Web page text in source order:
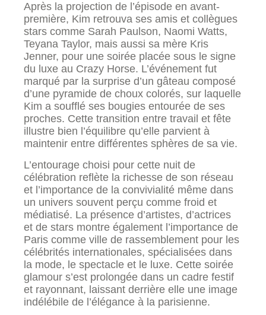
Après la projection de l’épisode en avant-
première, Kim retrouva ses amis et collègues
stars comme Sarah Paulson, Naomi Watts,
Teyana Taylor, mais aussi sa mère Kris
Jenner, pour une soirée placée sous le signe
du luxe au Crazy Horse. L’événement fut
marqué par la surprise d’un gâteau composé
d’une pyramide de choux colorés, sur laquelle
Kim a soufflé ses bougies entourée de ses
proches. Cette transition entre travail et fête
illustre bien l’équilibre qu’elle parvient à
maintenir entre différentes sphères de sa vie.
L’entourage choisi pour cette nuit de
célébration reflète la richesse de son réseau
et l’importance de la convivialité même dans
un univers souvent perçu comme froid et
médiatisé. La présence d’artistes, d’actrices
et de stars montre également l’importance de
Paris comme ville de rassemblement pour les
célébrités internationales, spécialisées dans
la mode, le spectacle et le luxe. Cette soirée
glamour s’est prolongée dans un cadre festif
et rayonnant, laissant derrière elle une image
indélébile de l’élégance à la parisienne.